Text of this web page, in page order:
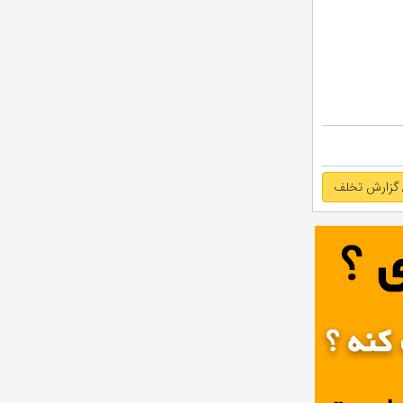
گزارش تخلف